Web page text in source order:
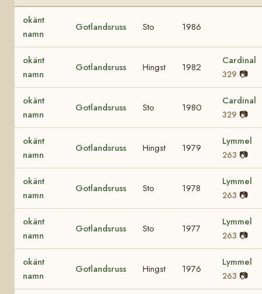
okänt
namn
Gotlandsruss Sto 1986
okänt
namn
Gotlandsruss Hingst 1982
Cardinal
329 📷
okänt
namn
Gotlandsruss Sto 1980
Cardinal
329 📷
okänt
namn
Gotlandsruss Hingst 1979
Lymmel
263 📷
okänt
namn
Gotlandsruss Sto 1978
Lymmel
263 📷
okänt
namn
Gotlandsruss Sto 1977
Lymmel
263 📷
okänt
namn
Gotlandsruss Hingst 1976
Lymmel
263 📷